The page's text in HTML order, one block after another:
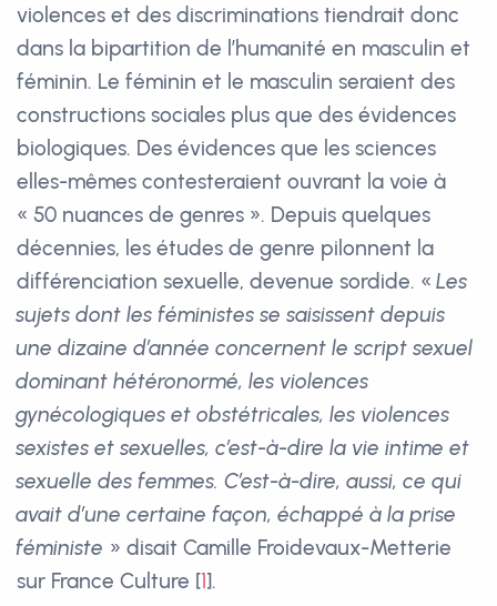
violences et des discriminations tiendrait donc
dans la bipartition de l’humanité en masculin et
féminin. Le féminin et le masculin seraient des
constructions sociales plus que des évidences
biologiques. Des évidences que les sciences
elles-mêmes contesteraient ouvrant la voie à
« 50 nuances de genres ». Depuis quelques
décennies, les études de genre pilonnent la
différenciation sexuelle, devenue sordide. «Les
sujets dont les féministes se saisissent depuis
une dizaine d’année concernent le script sexuel
dominant hétéronormé, les violences
gynécologiques et obstétricales, les violences
sexistes et sexuelles, c’est-à-dire la vie intime et
sexuelle des femmes. C’est-à-dire, aussi, ce qui
avait d’une certaine façon, échappé à la prise
féministe » disait Camille Froidevaux-Metterie
sur France Culture [1].